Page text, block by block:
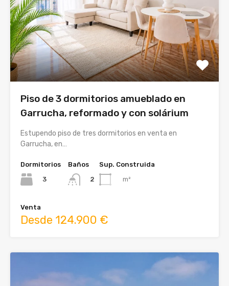
Piso de 3 dormitorios amueblado en
Garrucha, reformado y con solárium
Estupendo piso de tres dormitorios en venta en
Garrucha, en…
Dormitorios
3
Baños
2
Sup. Construida
m²
Venta
Desde 124.900 €